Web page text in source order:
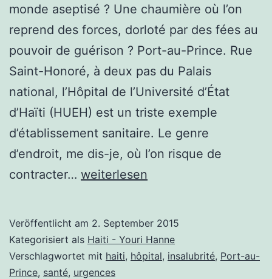
monde aseptisé ? Une chaumière où l’on
reprend des forces, dorloté par des fées au
pouvoir de guérison ? Port-au-Prince. Rue
Saint-Honoré, à deux pas du Palais
national, l’Hôpital de l’Université d’État
d’Haïti (HUEH) est un triste exemple
d’établissement sanitaire. Le genre
d’endroit, me dis-je, où l’on risque de
contracter… Féerie
autre
fois
weiterlesen
Veröffentlicht am 2. September 2015
Kategorisiert als Haiti - Youri Hanne
Verschlagwortet mit haiti, hôpital, insalubrité, Port-au-
Prince, santé, urgences